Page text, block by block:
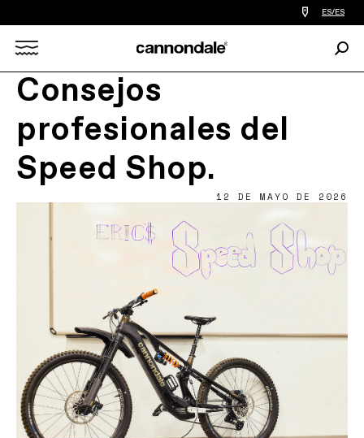
Encontrar
tiedas
bicicletas
de
ES/ES
Consejos
profesionales del
Speed Shop.
12 DE MAYO DE 2026